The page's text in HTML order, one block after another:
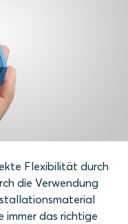
Flexibilität durch
die Verwendung
immer das richtige